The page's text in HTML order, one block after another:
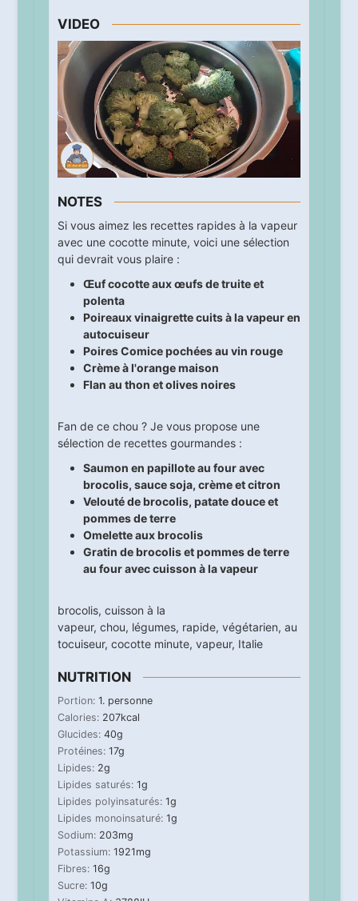
VIDEO
NOTES
Si vous aimez les recettes rapides à la vapeur
avec une cocotte minute, voici une sélection
qui devrait vous plaire :
Œuf cocotte aux œufs de truite et
polenta
Poireaux vinaigrette cuits à la vapeur en
autocuiseur
Poires Comice pochées au vin rouge
Crème à l'orange maison
Flan au thon et olives noires
Fan de ce chou ? Je vous propose une
sélection de recettes gourmandes :
Saumon en papillote au four avec
brocolis, sauce soja, crème et citron
Velouté de brocolis, patate douce et
pommes de terre
Omelette aux brocolis
Gratin de brocolis et pommes de terre
au four avec cuisson à la vapeur
brocolis, cuisson à la
vapeur, chou, légumes, rapide, végétarien, au
tocuiseur, cocotte minute, vapeur, Italie
NUTRITION
Portion: 1. personne
Calories: 207kcal
Glucides: 40g
Protéines: 17g
Lipides: 2g
Lipides saturés: 1g
Lipides polyinsaturés: 1g
Lipides monoinsaturé: 1g
Sodium: 203mg
Potassium: 1921mg
Fibres: 16g
Sucre: 10g